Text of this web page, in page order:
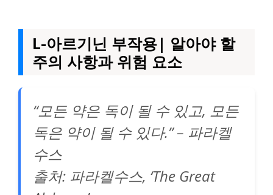
L-아르기닌 부작용| 알아야 할
주의 사항과 위험 요소
“모든 약은 독이 될 수 있고, 모든
독은 약이 될 수 있다.” – 파라켈
수스
출처: 파라켈수스, ‘The Great